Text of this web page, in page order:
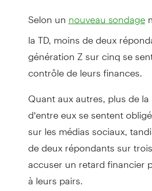
Selon un nouveau sondage
la TD, moins de deux
génération Z sur cinq se
contrôle de leurs finances.
Quant aux autres, plus de
d’entre eux se sentent
sur les médias sociaux,
de deux répondants sur
accuser un retard financier
à leurs pairs.